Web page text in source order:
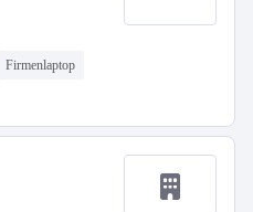
Firmenlaptop